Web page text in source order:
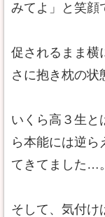
みてよ」と笑顔
促されるまま横
さに抱き枕の状
いくら高３生と
ら本能には逆ら
てきてました…。
そして、気付け